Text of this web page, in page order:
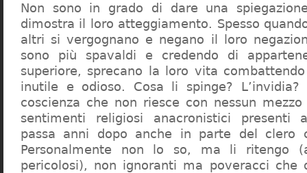
Non sono in grado di dare una
dimostra il loro atteggiamento. Spesso
altri si vergognano e negano il loro
sono più spavaldi e credendo di
superiore, sprecano la loro vita
inutile e odioso. Cosa li spinge?
coscienza che non riesce con nessun
sentimenti religiosi anacronistici presenti
passa anni dopo anche in parte del clero
Personalmente non lo so, ma li ritengo
pericolosi), non ignoranti ma poveracci che